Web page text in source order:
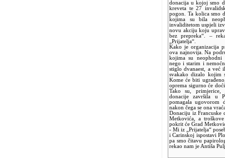
donacija u kojoj smo
kreveta te 27
pogon. Ta kolica smo
kojima su bila
invaliditetom uspjeli
novu akciju koju
bez prepreka“. –
„Prijatelja“.
Kako je organizacija
ova najnovija. Na
kojima su neophodni
nego i starim i
stiglo dvanaest, a već
svakako dizalo kojim
Kome će biti
oprema sigurno će
Tako su, primjerice,
donacije završila u
pomagala ugovorom
nakon čega se ona
Donaciju iz Francuske
Metkovića, a
pokrit će Grad
- Mi iz „Prijatelja“
i Carinskoj ispostavi
pa smo čitavu
rekao nam je Antiša